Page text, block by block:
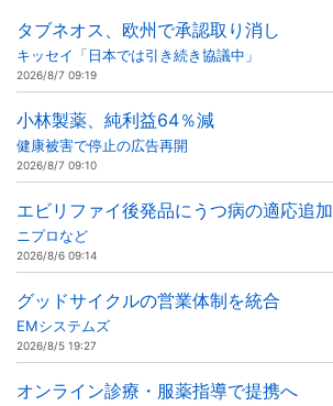
タブネオス、欧州で承認取り消し
キッセイ「日本では引き続き協議中」
2026/8/7 09:19
小林製薬、純利益64％減
健康被害で停止の広告再開
2026/8/7 09:10
エビリファイ後発品にうつ病の適応追加
ニプロなど
2026/8/6 09:14
グッドサイクルの営業体制を統合
EMシステムズ
2026/8/5 19:27
オンライン診療・服薬指導で提携へ